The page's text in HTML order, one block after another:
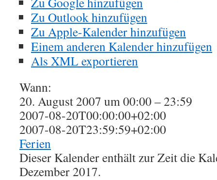
Zu Outlook hinzufügen
Zu Apple-Kalender hinzufügen
Einem anderen Kalender hinzufügen
Als XML exportieren
Wann:
20. August 2007 um 00:00 – 23:59
2007-08-20T00:00:00+02:00
2007-08-20T23:59:59+02:00
Ferien
Dieser Kalender enthält zur Zeit die
Dezember 2017.